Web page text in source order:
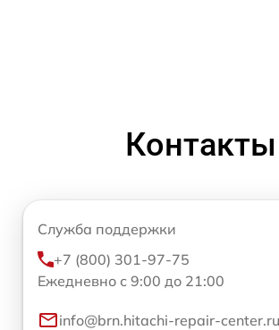
Контакты
Служба поддержки
+7 (800) 301-97-75
Ежедневно с 9:00 до 21:00
info@brn.hitachi-repair-center.ru